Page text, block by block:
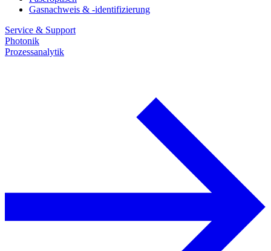
Gasnachweis & -identifizierung
Service & Support
Photonik
Prozessanalytik